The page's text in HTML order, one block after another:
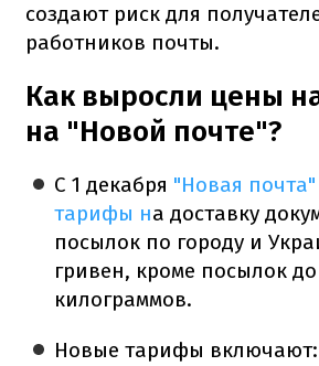
создают риск для
работников почты.
Как выросли цены
на "Новой почте"?
С 1 декабря "Новая
тарифы на доставку
посылок по городу и
гривен, кроме посылок до
килограммов.
Новые тарифы включают: